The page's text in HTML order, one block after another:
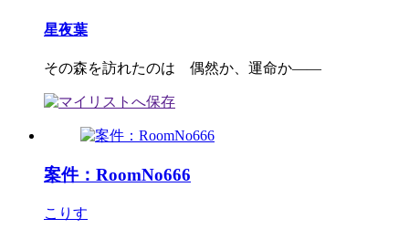
星夜葉
その森を訪れたのは 偶然か、運命か――
案件：RoomNo666
こりす